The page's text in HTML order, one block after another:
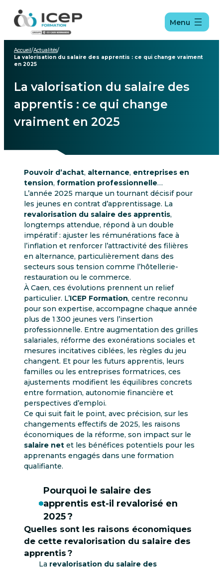
Aller
menu
Aller
contenu
Aller
pied
de
page
Menu
Accueil /Actualités/
La valorisation du salaire des apprentis : ce qui change vraiment
en 2025
La valorisation du salaire des
apprentis : ce qui change
vraiment en 2025
Pouvoir d’achat, alternance, entreprises en
tension, formation professionnelle…
L’année 2025 marque un tournant décisif pour
les jeunes en contrat d’apprentissage. La
revalorisation du salaire des apprentis,
longtemps attendue, répond à un double
impératif : ajuster les rémunérations face à
l’inflation et renforcer l’attractivité des filières
en alternance, particulièrement dans des
secteurs sous tension comme l’hôtellerie-
restauration ou le commerce.
À Caen, ces évolutions prennent un relief
particulier. L’ICEP Formation, centre reconnu
pour son expertise, accompagne chaque année
plus de 1 300 jeunes vers l’insertion
professionnelle. Entre augmentation des grilles
salariales, réforme des exonérations sociales et
mesures incitatives ciblées, les règles du jeu
changent. Et pour les futurs apprentis, leurs
familles ou les entreprises formatrices, ces
ajustements modifient les équilibres concrets
entre formation, autonomie financière et
perspectives d’emploi.
Ce qui suit fait le point, avec précision, sur les
changements effectifs de 2025, les raisons
économiques de la réforme, son impact sur le
salaire net et les bénéfices potentiels pour les
apprenants engagés dans une formation
qualifiante.
Pourquoi le salaire des
apprentis est-il revalorisé en
2025 ?
Quelles sont les raisons économiques
de cette revalorisation du salaire des
apprentis ?
La revalorisation du salaire des